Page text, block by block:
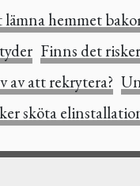
hemmet
Finns det
av att rekrytera?
sköta